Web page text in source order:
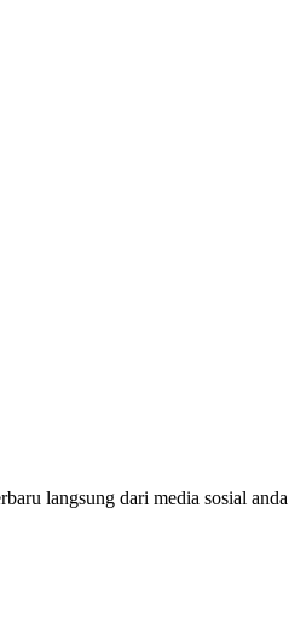
langsung dari media sosial anda